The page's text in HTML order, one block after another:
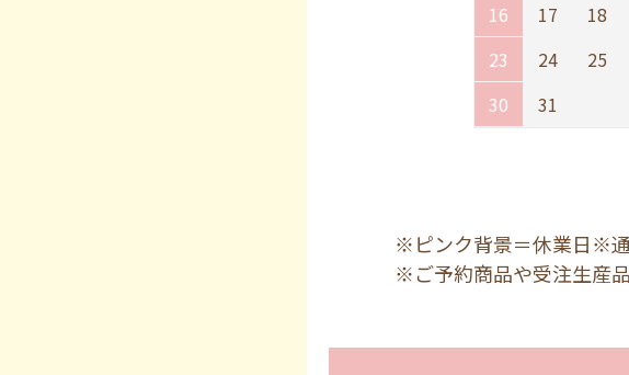
16
17 18
23
24 25
30
31
※ピンク背景＝休業日※
※ご予約商品や受注生産